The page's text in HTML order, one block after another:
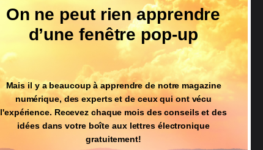
Suivez-nous
On ne peut rien apprendre
d’une fenêtre pop-up
Mais il y a beaucoup à apprendre de notre magazine
numérique, des experts et de ceux qui ont vécu
l'expérience. Recevez chaque mois des conseils et des
idées dans votre boîte aux lettres électronique
gratuitement!